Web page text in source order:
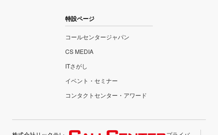
特設ページ
コールセンタージャパン
CS MEDIA
ITさがし
イベント・セミナー
コンタクトセンター・アワード